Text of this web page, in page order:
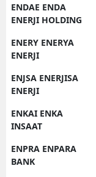
ENDAE ENDA
ENERJI HOLDING
ENERY ENERYA
ENERJI
ENJSA ENERJISA
ENERJI
ENKAI ENKA
INSAAT
ENPRA ENPARA
BANK